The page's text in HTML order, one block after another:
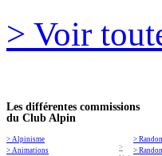
> Voir
Les différentes commissions
du Club Alpin
> Alpinisme
> Animations
>
>
>